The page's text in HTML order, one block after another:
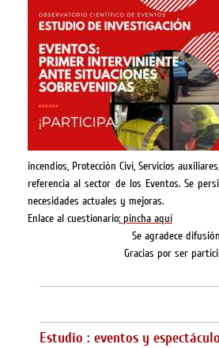
incendios, Protección Civi, Servicios
referencia al sector de los Eventos. Se
necesidades actuales y mejoras.
Enlace al cuestionario: pincha aquí
Se agradece
Gracias por ser
Estudio : eventos y